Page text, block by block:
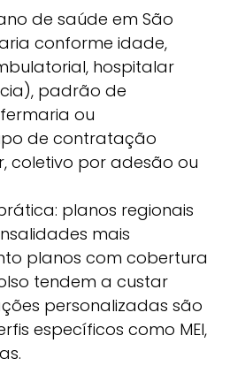
de saúde em São
conforme idade,
hospitalar
padrão de
ou
de contratação
coletivo por adesão ou
planos regionais
mais
planos com cobertura
tendem a custar
personalizadas são
específicos como MEI,